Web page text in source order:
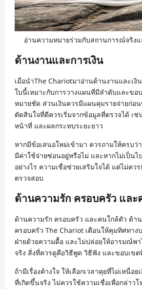
อ่านความหมายร่วมกับสถานการณ์จริง
ด้านงานและการเงิน
เมื่อนำThe Chariotมาอ่านด้านงานและเงิ
ใบนี้เหมาะกับการวางแผนที่มีลำดับและขอ
หมายชัด ส่วนเงินควรมีแผนคุมรายจ่ายก่อ
ตัดสินใจที่ดีควรเริ่มจากข้อมูลที่ตรวจได้ เ
หน้าที่ และผลกระทบระยะยาว
หากมีข้อเสนอใหม่เข้ามา ควรถามให้ครบว่
มีค่าใช้จ่ายซ่อนอยู่หรือไม่ และหากไม่เป็นไ
อย่างไร ความเชื่อช่วยเสริมใจได้ แต่ไม่ค
ตรวจสอบ
ด้านความรัก ครอบครัว และ
ด้านความรัก ครอบครัว และคนใกล้ตัว ด้า
ครอบครัว The Chariot เตือนให้คุมทิศทา
ฝ่ายด้วยความดื้อ และไม่ปล่อยให้อารมณ์พา
จริง สิ่งที่ควรดูคือวิธีพูด วิธีฟัง และขอบเข
ถ้ามีเรื่องค้างใจ ให้เลือกเวลาคุยที่ไม่เหนื่อย
ที่เกิดขึ้นจริง ไม่ควรใช้ความเชื่อเพื่อกล่าว